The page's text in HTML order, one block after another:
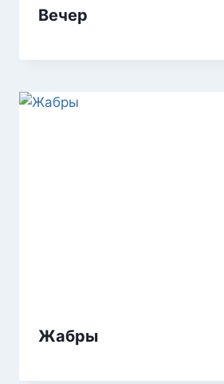
Вечер
Жабры